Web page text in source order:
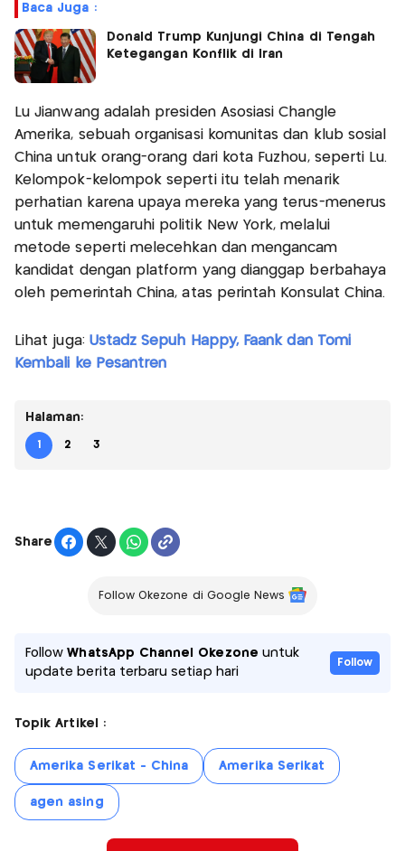
Baca Juga :
Donald Trump Kunjungi China di Tengah
Ketegangan Konflik di Iran
Lu Jianwang adalah presiden Asosiasi Changle
Amerika, sebuah organisasi komunitas dan klub sosial
China untuk orang-orang dari kota Fuzhou, seperti Lu.
Kelompok-kelompok seperti itu telah menarik
perhatian karena upaya mereka yang terus-menerus
untuk memengaruhi politik New York, melalui
metode seperti melecehkan dan mengancam
kandidat dengan platform yang dianggap berbahaya
oleh pemerintah China, atas perintah Konsulat China.
Lihat juga: Ustadz Sepuh Happy, Faank dan Tomi
Kembali ke Pesantren
Halaman:
1 2 3
Share
Follow Okezone di Google News
FollowWhatsApp Channel Okezone untuk
update berita terbaru setiap hari
Follow
Topik Artikel :
Amerika Serikat - China Amerika Serikat
agen asing